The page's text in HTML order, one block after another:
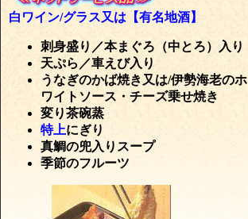
白ワイン/グラス又は【有名地酒】
刺身盛り／本まぐろ（中とろ）入り
天ぷら／車えび入り
うなぎのかば焼き又は/伊勢海老のホ
ワイトソース・チーズ乗せ焼き
変り茶碗蒸
特上にぎり
真鯛の兜入りスープ
季節のフルーツ